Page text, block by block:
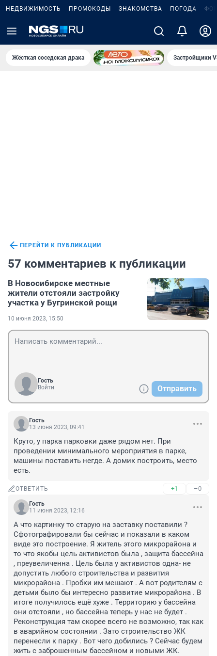
НЕДВИЖИМОСТЬ ПРОМОКОДЫ ЗНАКОМСТВА ПОГОДА
Жёсткая соседская драка Застройщики
ПЕРЕЙТИ К ПУБЛИКАЦИИ
57 комментариев к публикации
В Новосибирске местные
жители отстояли застройку
участка у Бугринской рощи
10 июня 2023, 15:50
Гость
Войти
Отправить
Гость
13 июня 2023, 09:41
Круто, у парка парковки даже рядом нет. При
проведении минимального мероприятия в парке,
машины поставить негде. А домик построить, место
есть.
ОТВЕТИТЬ +1 –0
Гость
11 июня 2023, 12:16
А что картинку то старую на заставку поставили ?
Сфотографировали бы сейчас и показали в каком
виде это построение. Я житель этого микрорайона и
то что якобы цель активистов была , защита бассейна
, преувеличенна . Цель была у активистов одна- не
допустить любого строительства и развития
микрорайона . Пробки им мешают . А вот родителям с
детьми было бы интересно развитие микрорайона . В
итоге получилось ещё хуже . Территорию у бассейна
они отстояли , но бассейна теперь у нас не будет .
Реконструкция там скорее всего не возможно, так как
в аварийном состоянии . Зато строительство ЖК
перенесли к парку . Вот чего добились ? Сейчас будем
жить с заброшенным бассейном и новыми ЖК.